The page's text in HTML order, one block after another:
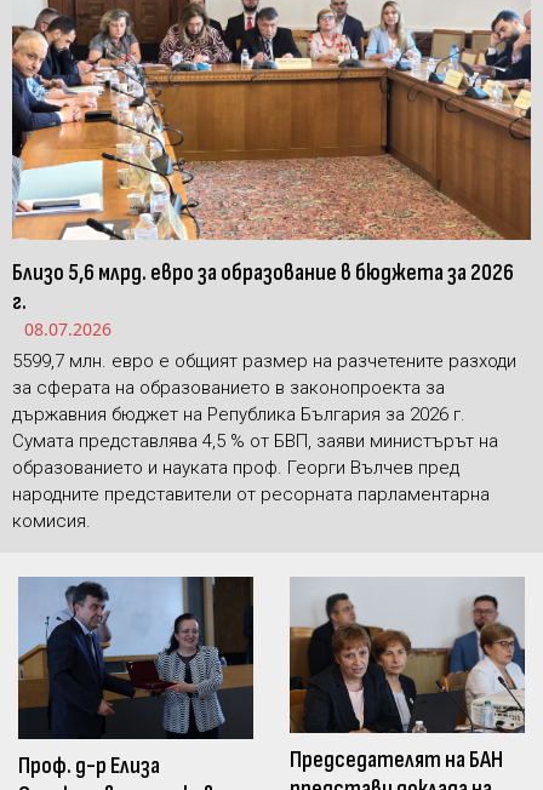
Близо 5,6 млрд. евро за образование в бюджета за 2026
г.
08.07.2026
5599,7 млн. евро е общият размер на разчетените разходи
за сферата на образованието в законопроекта за
държавния бюджет на Република България за 2026 г.
Сумата представлява 4,5 % от БВП, заяви министърът на
образованието и науката проф. Георги Вълчев пред
народните представители от ресорната парламентарна
комисия.
Проф. д-р Елиза
Председателят на БАН